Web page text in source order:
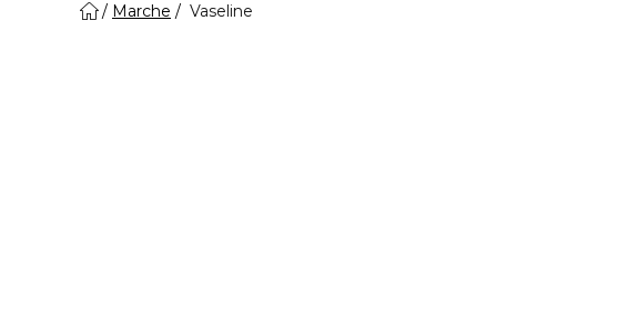
Marche Vaseline